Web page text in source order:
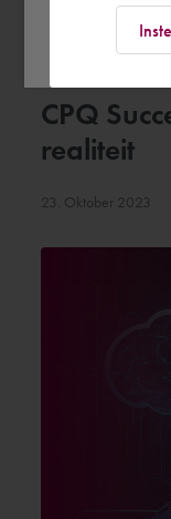
CPQ
realiteit
23. Oktober 2023